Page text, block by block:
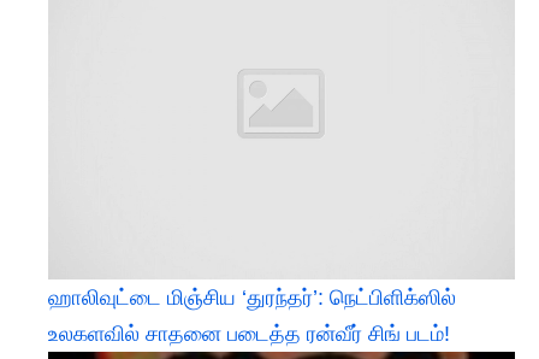
ஹாலிவுட்டை மிஞ்சிய ‘துரந்தர்’: நெட்பிளிக்ஸில்
உலகளவில் சாதனை படைத்த ரன்வீர் சிங் படம்!